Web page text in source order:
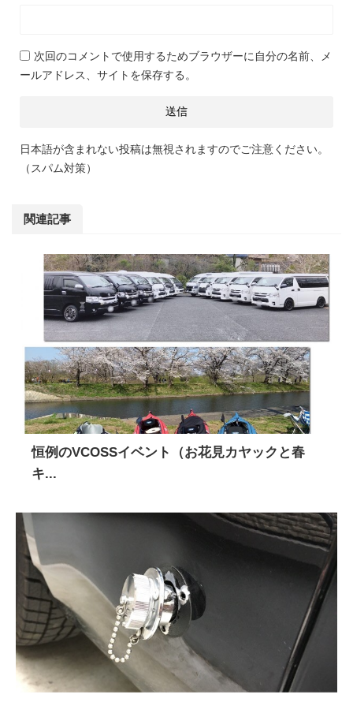
次回のコメントで使用するためブラウザーに自分の名前、メ
ールアドレス、サイトを保存する。
日本語が含まれない投稿は無視されますのでご注意ください。
（スパム対策）
関連記事
恒例のVCOSSイベント（お花見カヤックと春
キ...